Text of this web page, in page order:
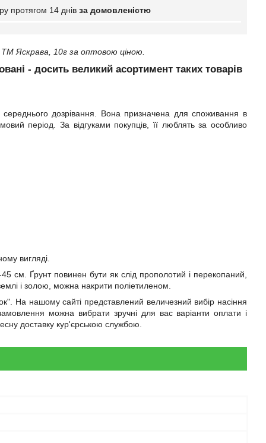
протягом 14 днів за домовленістю
Яскрава, 10г за оптовою ціною.
- досить великий асортимент таких товарів
дозрівання. Вона призначена для споживання в
період. За відгуками покупців, її люблять за особливо
вигляді.
см. Ґрунт повинен бути як слід прополотий і перекопаний,
і золою, можна накрити поліетиленом.
На нашому сайті представлений величезний вибір насіння
можна вибрати зручні для вас варіанти оплати і
доставку кур'єрською службою.